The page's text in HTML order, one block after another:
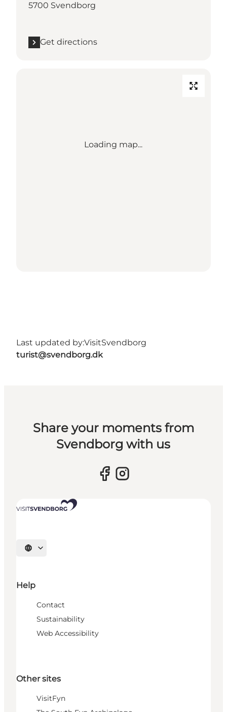
5700 Svendborg
Get directions
Loading map...
Last updated by:VisitSvendborg
turist@svendborg.dk
Share your moments from
Svendborg with us
Select language
Help
Contact
Sustainability
Web Accessibility
Other sites
VisitFyn